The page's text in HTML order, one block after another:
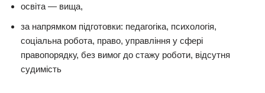
освіта — вища,
за напрямком підготовки: педагогіка, психологія,
соціальна робота, право, управління у сфері
правопорядку, без вимог до стажу роботи, відсутня
судимість